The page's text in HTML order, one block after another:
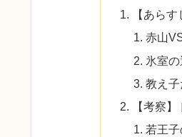
【あら
赤山
氷室
教え
【考察
若王